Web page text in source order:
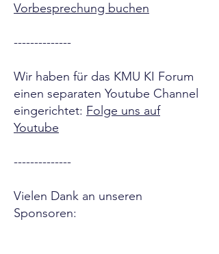
Vorbesprechung buchen
--------------
Wir haben für das KMU KI Forum
einen separaten Youtube Channel
eingerichtet: Folge uns auf
Youtube
--------------
Vielen Dank an unseren
Sponsoren: